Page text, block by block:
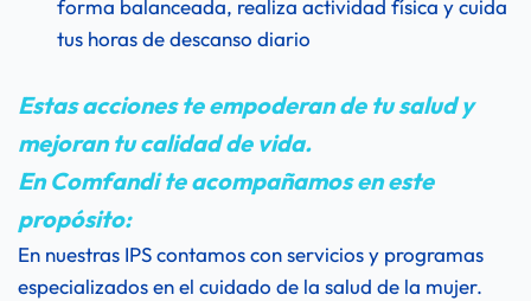
forma balanceada, realiza actividad física y cuida
tus horas de descanso diario
Estas acciones te empoderan de tu salud y
mejoran tu calidad de vida.
En Comfandi te acompañamos en este
propósito:
En nuestras IPS contamos con servicios y programas
especializados en el cuidado de la salud de la mujer.